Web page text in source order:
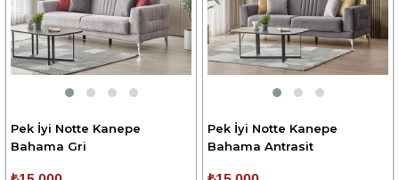
Pek İyi Notte Kanepe
Bahama Gri
Pek İyi Notte Kanepe
Bahama Antrasit